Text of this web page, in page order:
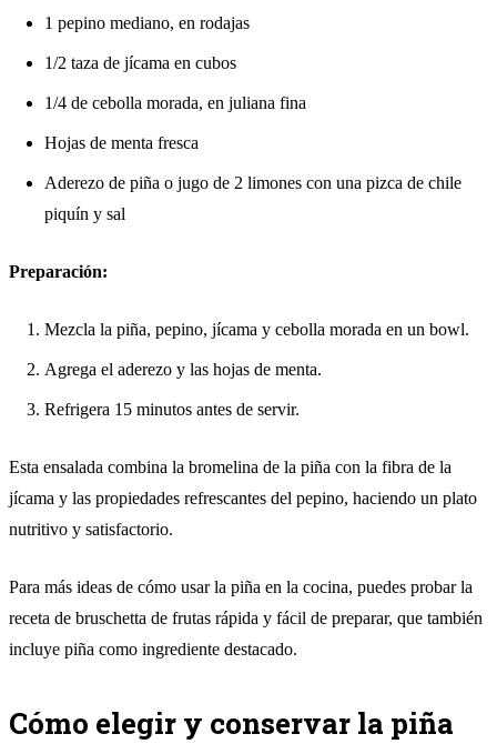
1 pepino mediano, en rodajas
1/2 taza de jícama en cubos
1/4 de cebolla morada, en juliana fina
Hojas de menta fresca
Aderezo de piña o jugo de 2 limones con una pizca de chile
piquín y sal
Preparación:
Mezcla la piña, pepino, jícama y cebolla morada en un bowl.
Agrega el aderezo y las hojas de menta.
Refrigera 15 minutos antes de servir.
Esta ensalada combina la bromelina de la piña con la fibra de la
jícama y las propiedades refrescantes del pepino, haciendo un plato
nutritivo y satisfactorio.
Para más ideas de cómo usar la piña en la cocina, puedes probar la
receta de bruschetta de frutas rápida y fácil de preparar, que también
incluye piña como ingrediente destacado.
Cómo elegir y conservar la piña